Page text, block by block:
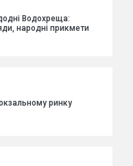
Водохреща:
народні прикмети
ринку